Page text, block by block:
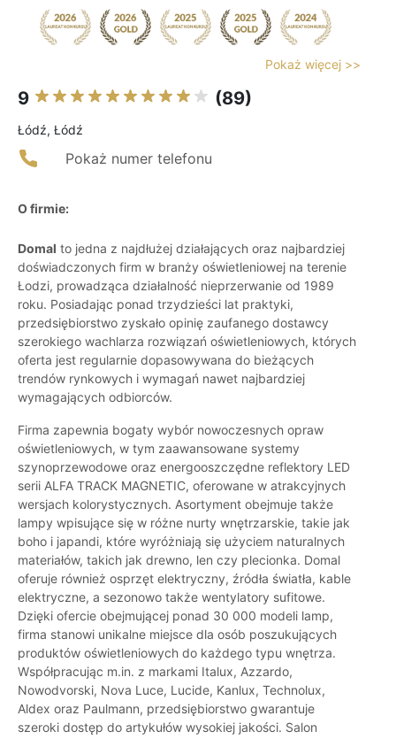
Pokaż więcej >>
9 (89)
Łódź, Łódź
Pokaż numer telefonu
O firmie:
Domal to jedna z najdłużej działających oraz najbardziej
doświadczonych firm w branży oświetleniowej na terenie
Łodzi, prowadząca działalność nieprzerwanie od 1989
roku. Posiadając ponad trzydzieści lat praktyki,
przedsiębiorstwo zyskało opinię zaufanego dostawcy
szerokiego wachlarza rozwiązań oświetleniowych, których
oferta jest regularnie dopasowywana do bieżących
trendów rynkowych i wymagań nawet najbardziej
wymagających odbiorców.
Firma zapewnia bogaty wybór nowoczesnych opraw
oświetleniowych, w tym zaawansowane systemy
szynoprzewodowe oraz energooszczędne reflektory LED
serii ALFA TRACK MAGNETIC, oferowane w atrakcyjnych
wersjach kolorystycznych. Asortyment obejmuje także
lampy wpisujące się w różne nurty wnętrzarskie, takie jak
boho i japandi, które wyróżniają się użyciem naturalnych
materiałów, takich jak drewno, len czy plecionka. Domal
oferuje również osprzęt elektryczny, źródła światła, kable
elektryczne, a sezonowo także wentylatory sufitowe.
Dzięki ofercie obejmującej ponad 30 000 modeli lamp,
firma stanowi unikalne miejsce dla osób poszukujących
produktów oświetleniowych do każdego typu wnętrza.
Współpracując m.in. z markami Italux, Azzardo,
Nowodvorski, Nova Luce, Lucide, Kanlux, Technolux,
Aldex oraz Paulmann, przedsiębiorstwo gwarantuje
szeroki dostęp do artykułów wysokiej jakości. Salon